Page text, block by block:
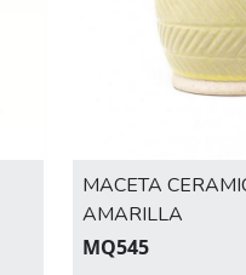
MACETA
AMARILLA
MQ545